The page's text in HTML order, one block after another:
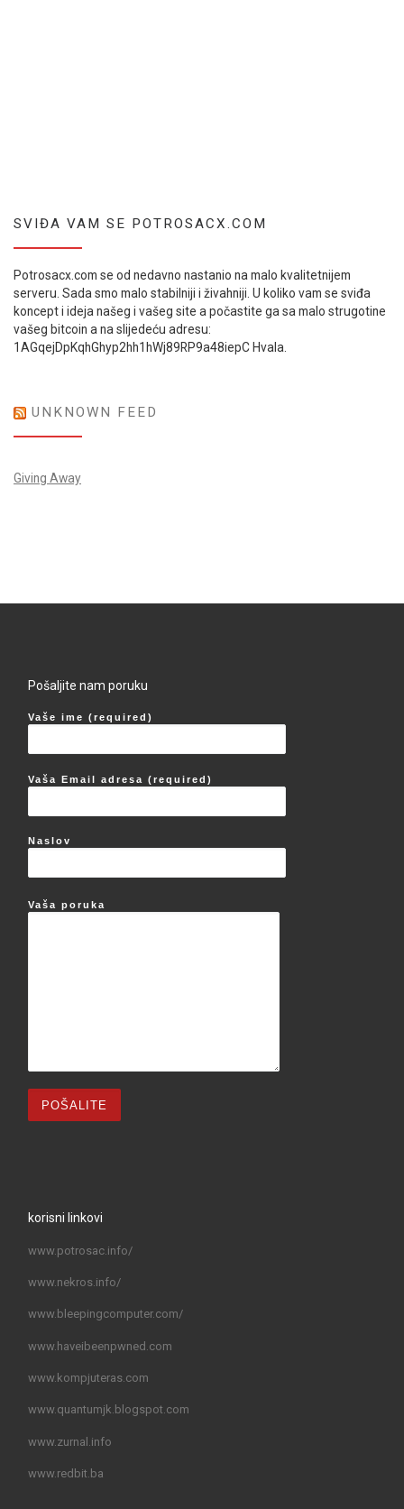
SVIĐA VAM SE POTROSACX.COM
Potrosacx.com se od nedavno nastanio na malo kvalitetnijem
serveru. Sada smo malo stabilniji i živahniji. U koliko vam se sviđa
koncept i ideja našeg i vašeg site a počastite ga sa malo strugotine
vašeg bitcoin a na slijedeću adresu:
1AGqejDpKqhGhyp2hh1hWj89RP9a48iepC Hvala.
UNKNOWN FEED
Giving Away
Pošaljite nam poruku
Vaše ime (required)
Vaša Email adresa (required)
Naslov
Vaša poruka
korisni linkovi
www.potrosac.info/
www.nekros.info/
www.bleepingcomputer.com/
www.haveibeenpwned.com
www.kompjuteras.com
www.quantumjk.blogspot.com
www.zurnal.info
www.redbit.ba